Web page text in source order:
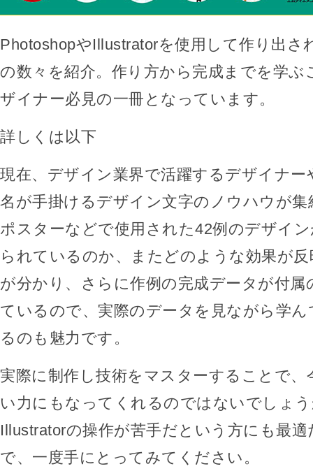
PhotoshopやIllustratorを使用して作り出さ
の数々を紹介。作り方から完成までを学ぶ
ザイナー必見の一冊となっています。
詳しくは以下
現在、デザイン業界で活躍するデザイナ
名が手掛けるデザイン文字のノウハウが集
ポスターなどで使用された42例のデザイ
られているのか、またどのような効果が
が分かり、さらに作例の完成データが付属
ているので、実際のデータを見ながら学
るのも魅力です。
実際に制作し技術をマスターすることで、
い力にもなってくれるのではないでしょ
Illustratorの操作が苦手だという方にも最
で、一度手にとってみてください。